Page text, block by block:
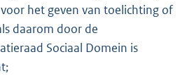
het geven van toelichting of
daarom door de
Sociaal Domein is